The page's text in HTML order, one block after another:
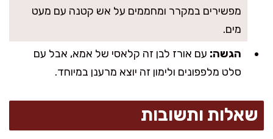
מפשירים במקרר ומחממים על אש קטנה עם מעט
מים.
הגשה: עם אורז לבן זה קלאסי של אמא, אבל עם
סלט מלפפונים ולימון זה יוצא מרענן במיוחד.
שאלות ותשובות